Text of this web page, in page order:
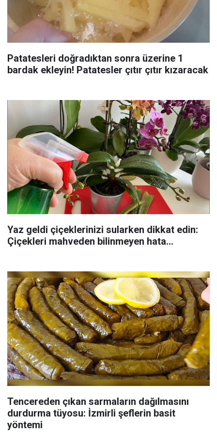
Patatesleri doğradıktan sonra üzerine 1
bardak ekleyin! Patatesler çıtır çıtır kızaracak
Yaz geldi çiçeklerinizi sularken dikkat edin:
Çiçekleri mahveden bilinmeyen hata...
Tencereden çıkan sarmaların dağılmasını
durdurma tüyosu: İzmirli şeflerin basit
yöntemi